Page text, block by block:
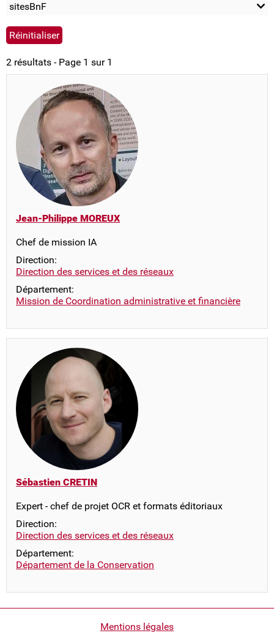
sitesBnF
2 résultats - Page 1 sur 1
Jean-Philippe MOREUX
Chef de mission IA
Direction:
Direction des services et des réseaux
Département:
Mission de Coordination administrative et financière
Sébastien CRETIN
Expert - chef de projet OCR et formats éditoriaux
Direction:
Direction des services et des réseaux
Département:
Département de la Conservation
Mentions légales